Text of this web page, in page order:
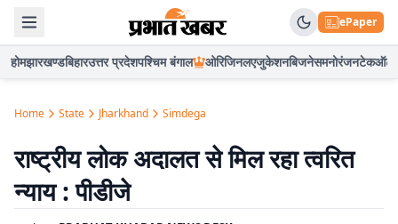
ePaper
होमझारखण्डबिहारउत्तर प्रदेशपश्चिम बंगाल ओरिजिनलएजुकेशनबिजनेसमनोरंजनटेकऑटो
Home State Jharkhand Simdega
राष्ट्रीय लोक अदालत से मिल रहा त्वरित
न्याय : पीडीजे